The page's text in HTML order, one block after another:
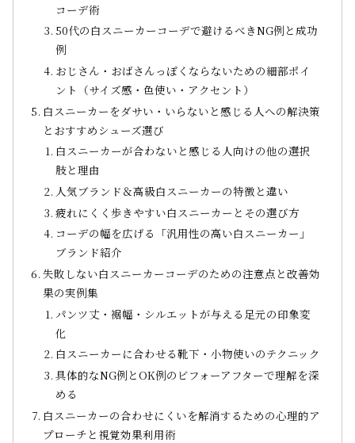
コーデ術
50代の白スニーカーコーデで避けるべきNG例と成功
例
おじさん・おばさんっぽくならないための細部ポイ
ント（サイズ感・色使い・アクセント）
白スニーカーをダサい・いらないと感じる人への解決策
とおすすめシューズ選び
白スニーカーが合わないと感じる人向けの他の選択
肢と理由
人気ブランド＆高級白スニーカーの特徴と違い
疲れにくく歩きやすい白スニーカーとその選び方
コーデの幅を広げる「汎用性の高い白スニーカー」
ブランド紹介
失敗しない白スニーカーコーデのための注意点と改善効
果の実例集
パンツ丈・裾幅・シルエットが与える足元の印象変
化
白スニーカーに合わせる靴下・小物使いのテクニック
具体的なNG例とOK例のビフォーアフターで理解を深
める
白スニーカーの合わせにくいを解消するための心理的ア
プローチと視覚効果利用術